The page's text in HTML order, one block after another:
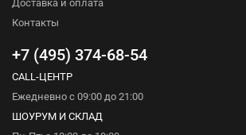
Контакты
+7 (495) 374-68-54
CALL-ЦЕНТР
Ежедневно с 09:00 до 21:00
ШОУРУМ И СКЛАД